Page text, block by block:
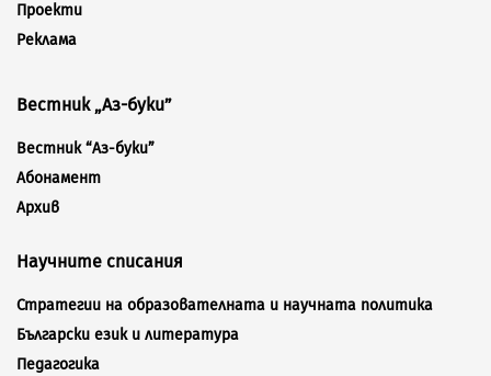
Проекти
Реклама
Вестник „Аз-буки”
Вестник “Аз-буки”
Абонамент
Архив
Научните списания
Стратегии на образователната и научната политика
Български език и литература
Педагогика